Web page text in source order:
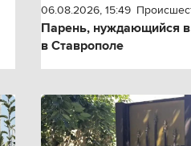
06.08.2026, 15:49
Парень, нуждающийся
в Ставрополе